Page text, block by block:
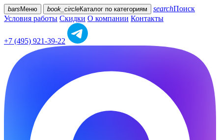
bars Меню book_circleКаталог по категориям searchПоиск
Условия работы Скидки О компании Контакты
+7 (495) 921-39-22